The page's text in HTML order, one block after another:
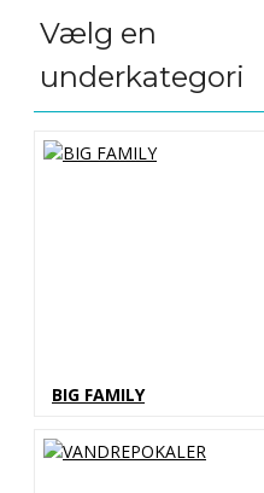
Vælg en
underkategori
BIG FAMILY